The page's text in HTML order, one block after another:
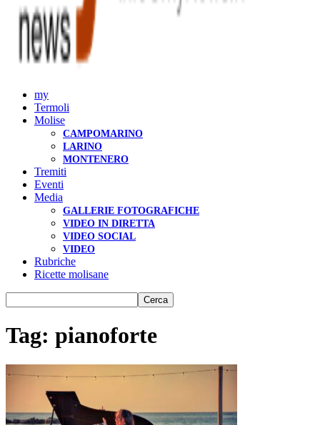
my
Termoli
Molise
CAMPOMARINO
LARINO
MONTENERO
Tremiti
Eventi
Media
GALLERIE FOTOGRAFICHE
VIDEO IN DIRETTA
VIDEO SOCIAL
VIDEO
Rubriche
Ricette molisane
Tag: pianoforte